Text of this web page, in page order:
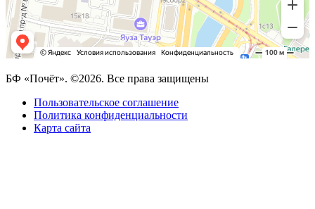
БФ «Почёт». ©2026. Все права защищены
Пользовательское соглашение
Политика конфиденциальности
Карта сайта